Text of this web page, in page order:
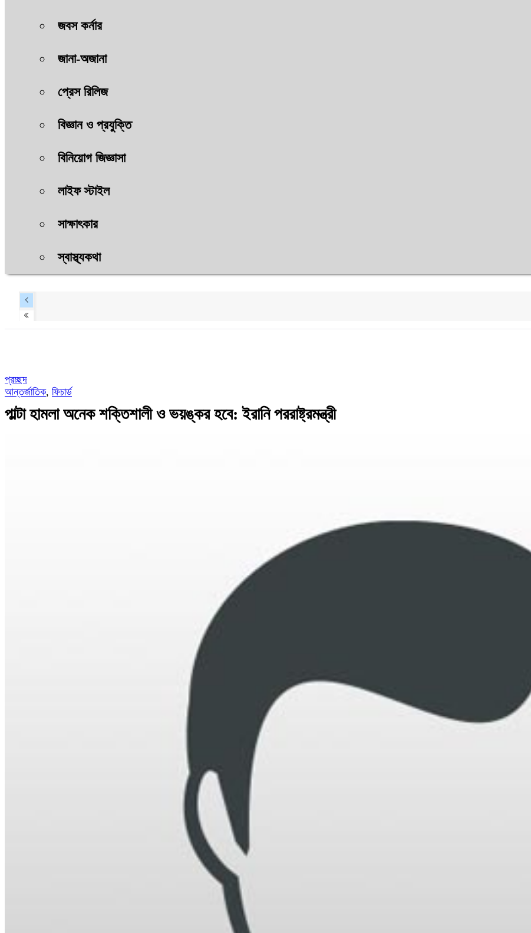
জবস কর্নার
জানা-অজানা
প্রেস রিলিজ
বিজ্ঞান ও প্রযুক্তি
বিনিয়োগ জিজ্ঞাসা
লাইফ স্টাইল
সাক্ষাৎকার
স্বাস্থ্যকথা
প্রচ্ছদ
আন্তর্জাতিক, ফিচার্ড
পাল্টা হামলা অনেক শক্তিশালী ও ভয়ঙ্কর হবে: ইরানি পররাষ্ট্রমন্ত্রী